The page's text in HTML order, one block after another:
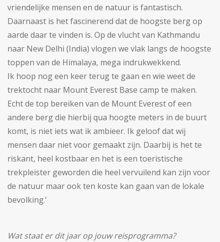
vriendelijke mensen en de natuur is fantastisch.
Daarnaast is het fascinerend dat de hoogste berg op
aarde daar te vinden is. Op de vlucht van Kathmandu
naar New Delhi (India) vlogen we vlak langs de hoogste
toppen van de Himalaya, mega indrukwekkend.
Ik hoop nog een keer terug te gaan en wie weet de
trektocht naar Mount Everest Base camp te maken.
Echt de top bereiken van de Mount Everest of een
andere berg die hierbij qua hoogte meters in de buurt
komt, is niet iets wat ik ambieer. Ik geloof dat wij
mensen daar niet voor gemaakt zijn. Daarbij is het te
riskant, heel kostbaar en het is een toeristische
trekpleister geworden die heel vervuilend kan zijn voor
de natuur maar ook ten koste kan gaan van de lokale
bevolking.’
Wat staat er dit jaar op jouw reisprogramma?